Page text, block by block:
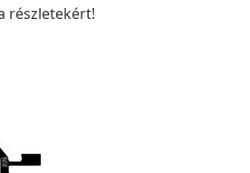
részletekért!